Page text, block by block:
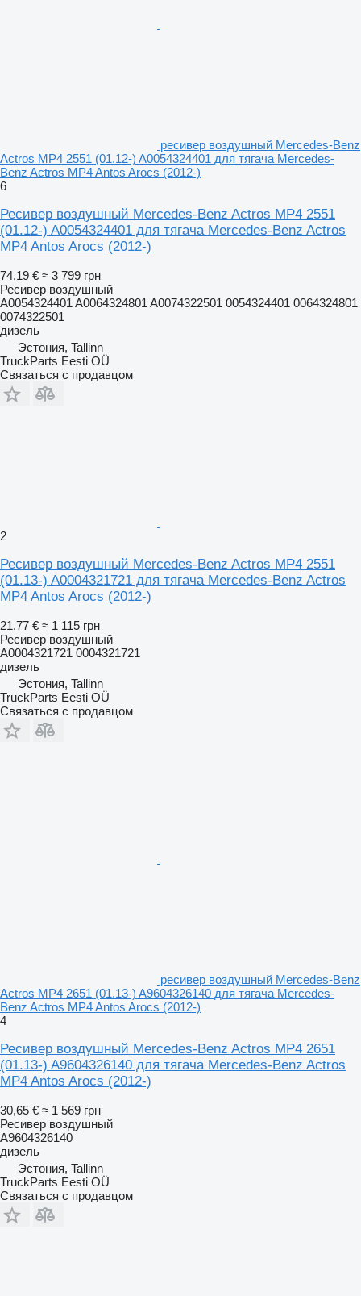
ресивер воздушный Mercedes-Benz
Actros MP4 2551 (01.12-) A0054324401 для тягача Mercedes-
Benz Actros MP4 Antos Arocs (2012-)
6
Ресивер воздушный Mercedes-Benz Actros MP4 2551
(01.12-) A0054324401 для тягача Mercedes-Benz Actros
MP4 Antos Arocs (2012-)
74,19 € ≈ 3 799 грн
Ресивер воздушный
A0054324401 A0064324801 A0074322501 0054324401 0064324801
0074322501
дизель
Эстония, Tallinn
TruckParts Eesti OÜ
Связаться с продавцом
2
Ресивер воздушный Mercedes-Benz Actros MP4 2551
(01.13-) A0004321721 для тягача Mercedes-Benz Actros
MP4 Antos Arocs (2012-)
21,77 € ≈ 1 115 грн
Ресивер воздушный
A0004321721 0004321721
дизель
Эстония, Tallinn
TruckParts Eesti OÜ
Связаться с продавцом
ресивер воздушный Mercedes-Benz
Actros MP4 2651 (01.13-) A9604326140 для тягача Mercedes-
Benz Actros MP4 Antos Arocs (2012-)
4
Ресивер воздушный Mercedes-Benz Actros MP4 2651
(01.13-) A9604326140 для тягача Mercedes-Benz Actros
MP4 Antos Arocs (2012-)
30,65 € ≈ 1 569 грн
Ресивер воздушный
A9604326140
дизель
Эстония, Tallinn
TruckParts Eesti OÜ
Связаться с продавцом